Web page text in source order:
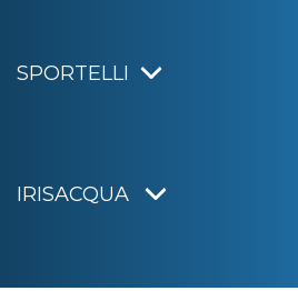
SPORTELLI
IRISACQUA